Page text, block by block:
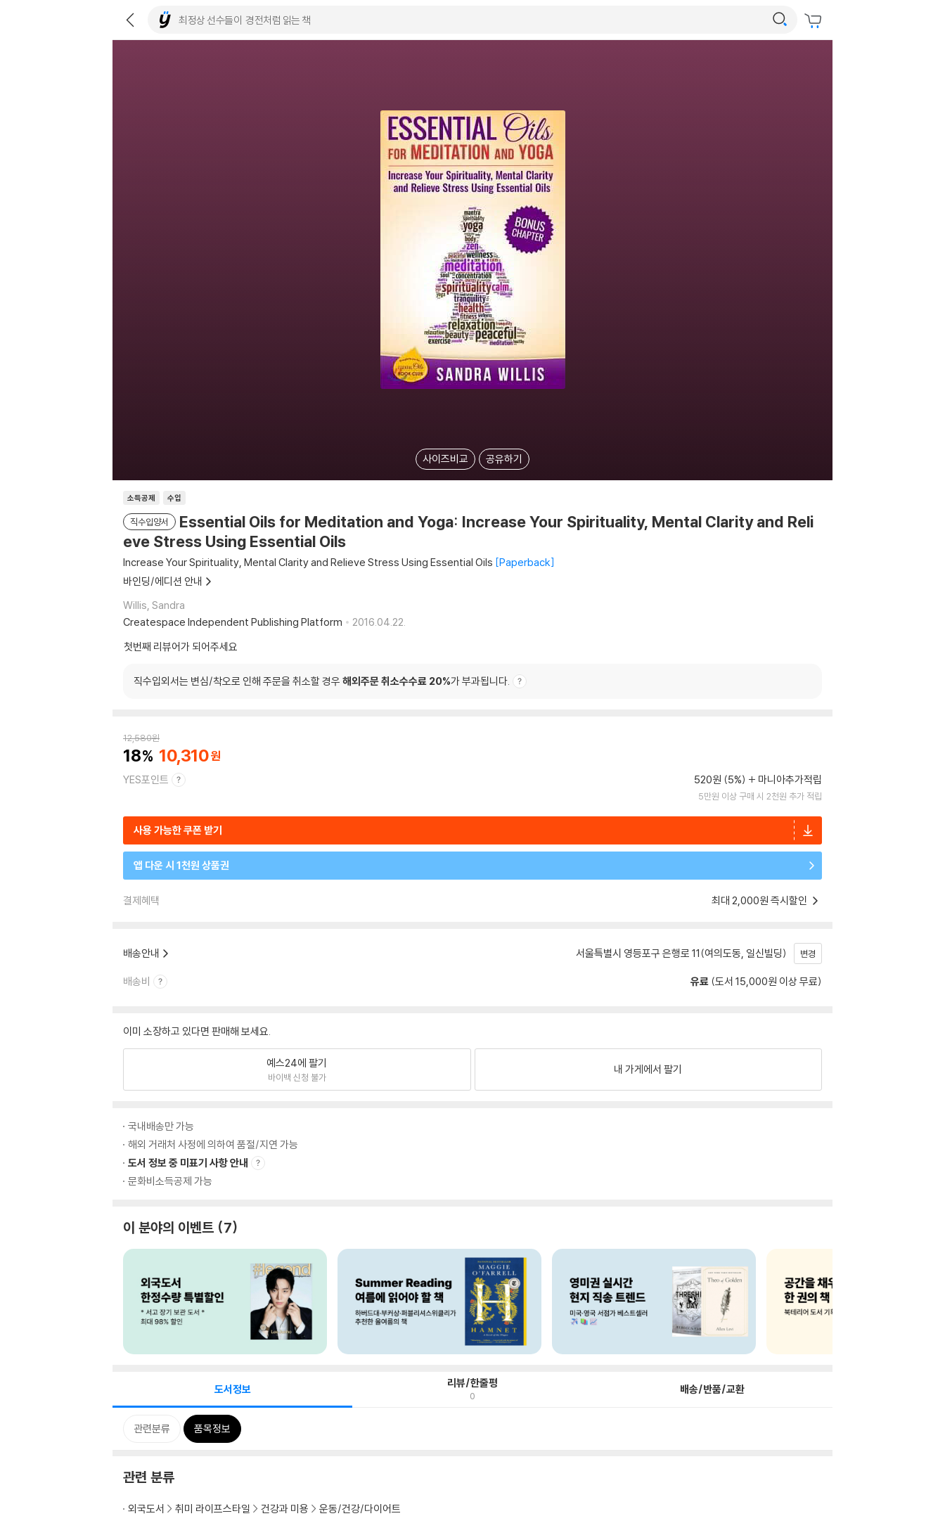
사이즈비교 공유하기
소득공제 수입
직수입양서
Essential Oils for Meditation and Yoga: Increase Your Spirituality, Mental Clarity and Reli
eve Stress Using Essential Oils
Increase Your Spirituality, Mental Clarity and Relieve Stress Using Essential Oils Paperback
바인딩/에디션 안내
Willis, Sandra
Createspace Independent Publishing Platform
2016.04.22.
첫번째 리뷰어가 되어주세요
직수입외서는 변심/착오로 인해 주문을 취소할 경우 해외주문 취소수수료 20%가 부과됩니다.
12,580원
18 10,310
YES포인트 520원 (5%) 마니아추가적립
5만원 이상 구매 시 2천원 추가 적립
사용 가능한 쿠폰 받기
앱 다운 시 1천원 상품권
결제혜택 최대 2,000원 즉시할인
배송안내 서울특별시 영등포구 은행로 11(여의도동, 일신빌딩) 변경
배송비 유료 (도서 15,000원 이상 무료)
이미 소장하고 있다면 판매해 보세요.
예스24에 팔기
바이백 신청 불가
내 가게에서 팔기
국내배송만 가능
해외 거래처 사정에 의하여 품절/지연 가능
도서 정보 중 미표기 사항 안내
문화비소득공제 가능
이 분야의 이벤트 7
도서정보 리뷰/한줄평
0 배송/반품/교환
관련분류 품목정보
관련 분류
외국도서 취미 라이프스타일 건강과 미용 운동/건강/다이어트